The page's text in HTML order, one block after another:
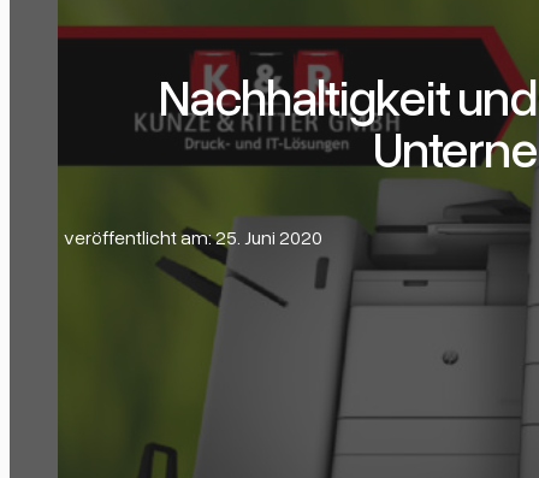
Nachhaltigkeit
veröffentlicht am: 25. Juni 2020